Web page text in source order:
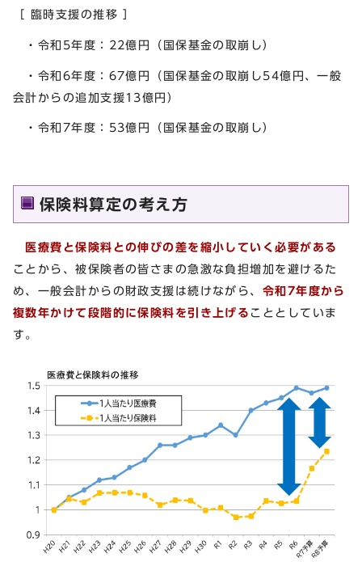
［ 臨時支援の推移 ］
・令和5年度：22億円（国保基金の取崩し）
・令和6年度：67億円（国保基金の取崩し54億円、一般
会計からの追加支援13億円）
・令和7年度：53億円（国保基金の取崩し）
保険料算定の考え方
医療費と保険料との伸びの差を縮小していく必要がある
ことから、被保険者の皆さまの急激な負担増加を避けるた
め、一般会計からの財政支援は続けながら、 令和7年度から
複数年かけて段階的に保険料を引き上げる こととしていま
す。